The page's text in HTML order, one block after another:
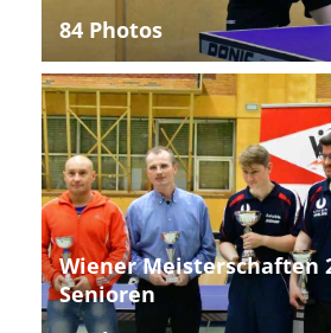
84 Photos
Wiener Meisterschaften
Senioren